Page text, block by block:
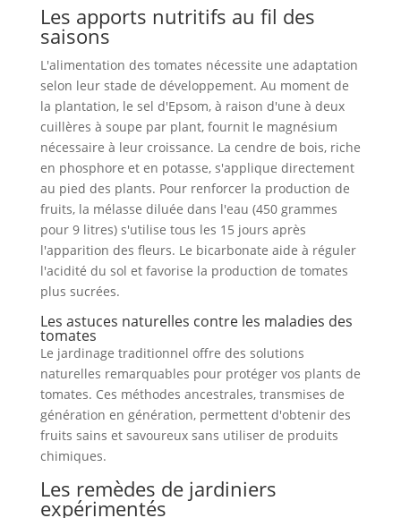
Les apports nutritifs au fil des
saisons
L'alimentation des tomates nécessite une adaptation
selon leur stade de développement. Au moment de
la plantation, le sel d'Epsom, à raison d'une à deux
cuillères à soupe par plant, fournit le magnésium
nécessaire à leur croissance. La cendre de bois, riche
en phosphore et en potasse, s'applique directement
au pied des plants. Pour renforcer la production de
fruits, la mélasse diluée dans l'eau (450 grammes
pour 9 litres) s'utilise tous les 15 jours après
l'apparition des fleurs. Le bicarbonate aide à réguler
l'acidité du sol et favorise la production de tomates
plus sucrées.
Les astuces naturelles contre les maladies des
tomates
Le jardinage traditionnel offre des solutions
naturelles remarquables pour protéger vos plants de
tomates. Ces méthodes ancestrales, transmises de
génération en génération, permettent d'obtenir des
fruits sains et savoureux sans utiliser de produits
chimiques.
Les remèdes de jardiniers
expérimentés